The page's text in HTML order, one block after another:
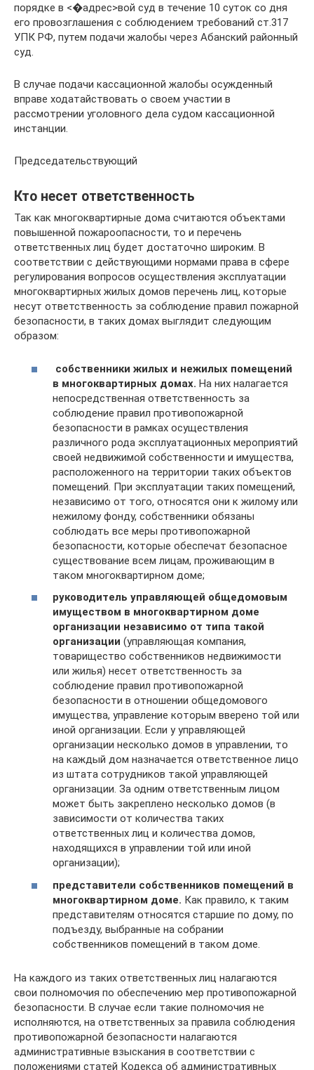
порядке в <�адрес>вой суд в течение 10 суток со дня
его провозглашения с соблюдением требований ст.317
УПК РФ, путем подачи жалобы через Абанский районный
суд.
В случае подачи кассационной жалобы осужденный
вправе ходатайствовать о своем участии в
рассмотрении уголовного дела судом кассационной
инстанции.
Председательствующий
Кто несет ответственность
Так как многоквартирные дома считаются объектами
повышенной пожароопасности, то и перечень
ответственных лиц будет достаточно широким. В
соответствии с действующими нормами права в сфере
регулирования вопросов осуществления эксплуатации
многоквартирных жилых домов перечень лиц, которые
несут ответственность за соблюдение правил пожарной
безопасности, в таких домах выглядит следующим
образом:
собственники жилых и нежилых помещений
в многоквартирных домах. На них налагается
непосредственная ответственность за
соблюдение правил противопожарной
безопасности в рамках осуществления
различного рода эксплуатационных мероприятий
своей недвижимой собственности и имущества,
расположенного на территории таких объектов
помещений. При эксплуатации таких помещений,
независимо от того, относятся они к жилому или
нежилому фонду, собственники обязаны
соблюдать все меры противопожарной
безопасности, которые обеспечат безопасное
существование всем лицам, проживающим в
таком многоквартирном доме;
руководитель управляющей общедомовым
имуществом в многоквартирном доме
организации независимо от типа такой
организации (управляющая компания,
товарищество собственников недвижимости
или жилья) несет ответственность за
соблюдение правил противопожарной
безопасности в отношении общедомового
имущества, управление которым вверено той или
иной организации. Если у управляющей
организации несколько домов в управлении, то
на каждый дом назначается ответственное лицо
из штата сотрудников такой управляющей
организации. За одним ответственным лицом
может быть закреплено несколько домов (в
зависимости от количества таких
ответственных лиц и количества домов,
находящихся в управлении той или иной
организации);
представители собственников помещений в
многоквартирном доме. Как правило, к таким
представителям относятся старшие по дому, по
подъезду, выбранные на собрании
собственников помещений в таком доме.
На каждого из таких ответственных лиц налагаются
свои полномочия по обеспечению мер противопожарной
безопасности. В случае если такие полномочия не
исполняются, на ответственных за правила соблюдения
противопожарной безопасности налагаются
административные взыскания в соответствии с
положениями статей Кодекса об административных